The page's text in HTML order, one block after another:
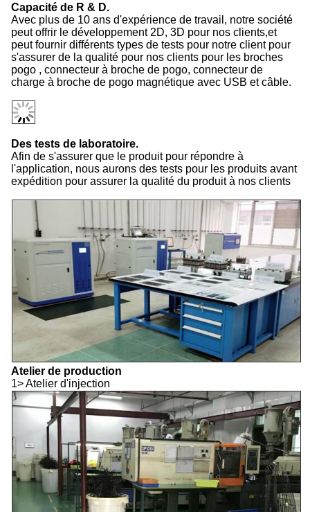
Capacité de R & D.
Avec plus de 10 ans d'expérience de travail, notre société
peut offrir le développement 2D, 3D pour nos clients,et
peut fournir différents types de tests pour notre client pour
s'assurer de la qualité pour nos clients pour les broches
pogo , connecteur à broche de pogo, connecteur de
charge à broche de pogo magnétique avec USB et câble.
Des tests de laboratoire.
Afin de s'assurer que le produit pour répondre à
l'application, nous aurons des tests pour les produits avant
expédition pour assurer la qualité du produit à nos clients
Atelier de production
1> Atelier d'injection